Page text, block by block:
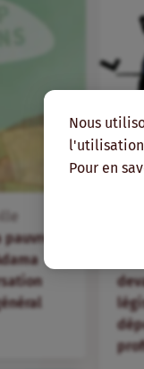
Nous
l'utilisation
Pour en